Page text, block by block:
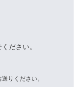
ださい。
りください。